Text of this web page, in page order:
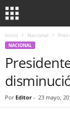
Inicio Nacional
NACIONAL
Por Editor - 23 mayo,